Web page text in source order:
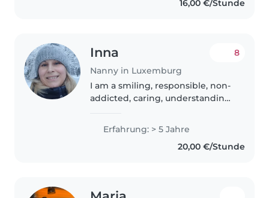
energetic, warm, caring and16,00 €/Stunde
Inna
Nanny in Luxemburg
8
I am a smiling, responsible, non-
addicted, caring, understanding,
small children. I love spending
time with them and going for
walks. I have a secondary..
Erfahrung: > 5 Jahre
20,00 €/Stunde